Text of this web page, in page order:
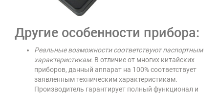
Другие особенности прибора:
Реальные возможности соответствуют паспортным
характеристикам. В отличие от многих китайских
приборов, данный аппарат на 100% соответствует
заявленным техническим характеристикам.
Производитель гарантирует полный функционал и